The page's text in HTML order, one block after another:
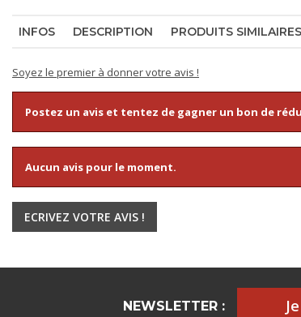
INFOS DESCRIPTION PRODUITS SIMILAIRES
Soyez le premier à donner votre avis !
Postez un avis et tentez de gagner un bon de
Aucun avis pour le moment.
ECRIVEZ VOTRE AVIS !
NEWSLETTER :